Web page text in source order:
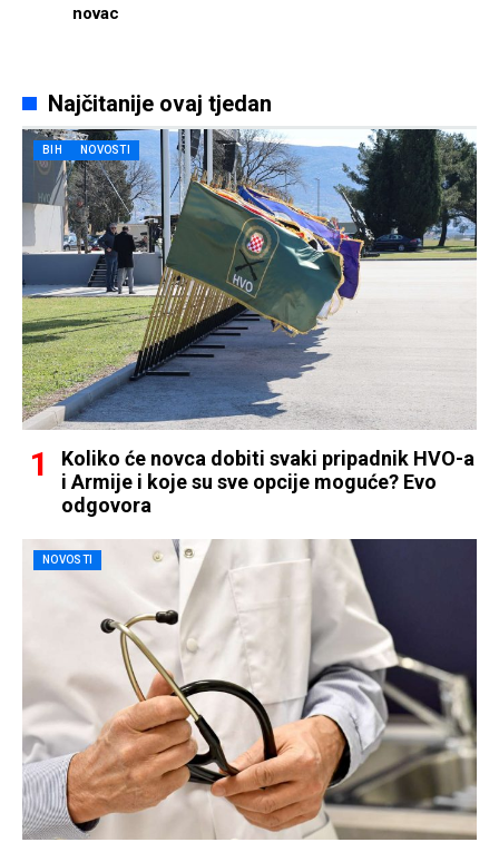
novac
Najčitanije ovaj tjedan
BIH NOVOSTI
Koliko će novca dobiti svaki pripadnik HVO-a
i Armije i koje su sve opcije moguće? Evo
odgovora
NOVOSTI